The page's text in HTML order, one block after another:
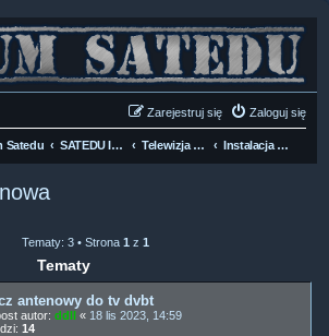
Zaloguj się
Zarejestruj się
Satedu SATEDU INFO Telewizja Naziemna DVB-T Instalacja antenowa
Tematy: 3 • Strona 1 z 1
Tematy
antenowy do tv dvbt
autor: ddll « 18 lis 2023, 14:59
14